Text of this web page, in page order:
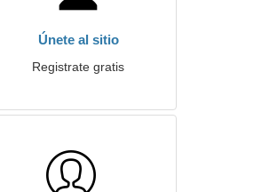
Únete al sitio
Registrate gratis